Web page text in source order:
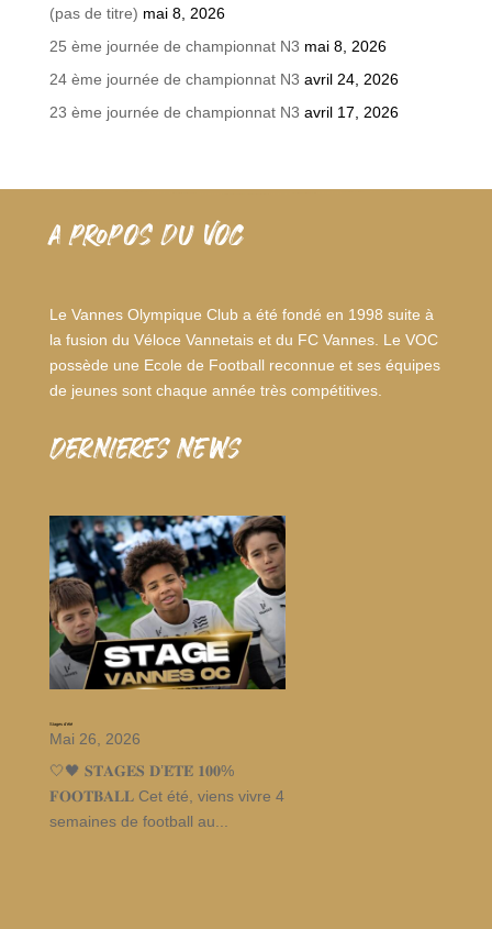
(pas de titre) mai 8, 2026
25 ème journée de championnat N3 mai 8, 2026
24 ème journée de championnat N3 avril 24, 2026
23 ème journée de championnat N3 avril 17, 2026
A PROPOS DU VOC
Le Vannes Olympique Club a été fondé en 1998 suite à
la fusion du Véloce Vannetais et du FC Vannes. Le VOC
possède une Ecole de Football reconnue et ses équipes
de jeunes sont chaque année très compétitives.
dernieres news
Stages d’été
Mai 26, 2026
🤍🖤 𝐒𝐓𝐀𝐆𝐄𝐒 𝐃’𝐄́𝐓𝐄́ 𝟏𝟎𝟎%
𝐅𝐎𝐎𝐓𝐁𝐀𝐋𝐋 Cet été, viens vivre 4
semaines de football au...